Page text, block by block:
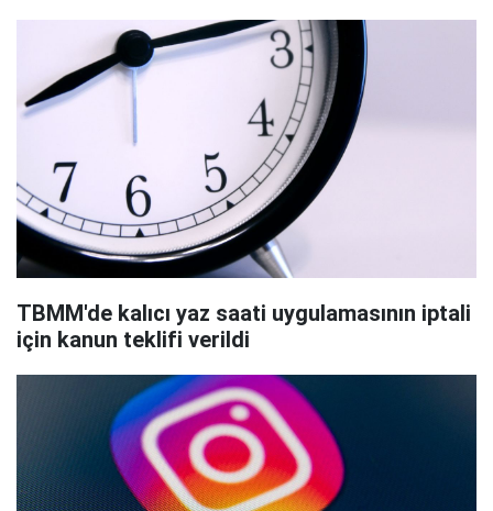
TBMM'de kalıcı yaz saati uygulamasının iptali
için kanun teklifi verildi